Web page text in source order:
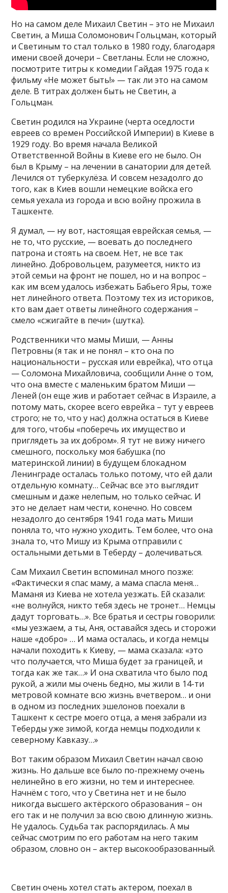
Но на самом деле Михаил Светин – это не Михаил
Светин, а Миша Соломонович Гольцман, который
и Светиным то стал только в 1980 году, благодаря
имени своей дочери – Светланы. Если не сложно,
посмотрите титры к комедии Гайдая 1975 года к
фильму «Не может быть!» — так ли это на самом
деле. В титрах должен быть не Светин, а
Гольцман.
Светин родился на Украине (черта оседлости
евреев со времен Российской Империи) в Киеве в
1929 году. Во время начала Великой
Ответственной Войны в Киеве его не было. Он
был в Крыму – на лечении в санатории для детей.
Лечился от туберкулёза. И совсем незадолго до
того, как в Киев вошли немецкие войска его
семья уехала из города и всю войну прожила в
Ташкенте.
Я думал, — ну вот, настоящая еврейская семья, —
не то, что русские, — воевать до последнего
патрона и стоять на своем. Нет, не все так
линейно. Добровольцем, разумеется, никто из
этой семьи на фронт не пошел, но и на вопрос –
как им всем удалось избежать Бабьего Яры, тоже
нет линейного ответа. Поэтому тех из историков,
кто вам дает ответы линейного содержания –
смело «сжигайте в печи» (шутка).
Родственники что мамы Миши, — Анны
Петровны (я так и не понял – кто она по
национальности – русская или еврейка), что отца
— Соломона Михайловича, сообщили Анне о том,
что она вместе с маленьким братом Миши —
Леней (он еще жив и работает сейчас в Израиле, а
потому мать, скорее всего еврейка – тут у евреев
строго; не то, что у нас) должна остаться в Киеве
для того, чтобы «поберечь их имущество и
приглядеть за их добром». Я тут не вижу ничего
смешного, поскольку моя бабушка (по
материнской линии) в будущем блокадном
Ленинграде осталась только потому, что ей дали
отдельную комнату… Сейчас все это выглядит
смешным и даже нелепым, но только сейчас. И
это не делает нам чести, конечно. Но совсем
незадолго до сентября 1941 года мать Миши
поняла то, что нужно уходить. Тем более, что она
знала то, что Мишу из Крыма отправили с
остальными детьми в Теберду – долечиваться.
Сам Михаил Светин вспоминал много позже:
«Фактически я спас маму, а мама спасла меня…
Маманя из Киева не хотела уезжать. Ей сказали:
«не волнуйся, никто тебя здесь не тронет… Немцы
дадут торговать…». Все братья и сестры говорили:
«мы уезжаем, а ты, Аня, оставайся здесь и сторожи
наше «добро» … И мама осталась, и когда немцы
начали походить к Киеву, — мама сказала: «это
что получается, что Миша будет за границей, и
тогда как же так…» И она схватила что было под
рукой, а жили мы очень бедно, мы жили в 14-ти
метровой комнате всю жизнь вчетвером… и они
в одном из последних эшелонов поехали в
Ташкент к сестре моего отца, а меня забрали из
Теберды уже зимой, когда немцы подходили к
северному Кавказу…»
Вот таким образом Михаил Светин начал свою
жизнь. Но дальше все было по-прежнему очень
нелинейно в его жизни, но тем и интереснее.
Начнём с того, что у Светина нет и не было
никогда высшего актёрского образования – он
его так и не получил за всю свою длинную жизнь.
Не удалось. Судьба так распорядилась. А мы
сейчас смотрим по его работам на него таким
образом, словно он – актер высокообразованный.
Светин очень хотел стать актером, поехал в